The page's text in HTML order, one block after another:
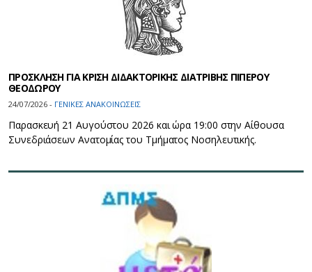
ΠΡΟΣΚΛΗΣΗ ΓΙΑ ΚΡΙΣΗ ΔΙΔΑΚΤΟΡΙΚΗΣ ΔΙΑΤΡΙΒΗΣ ΠΙΠΕΡΟΥ
ΘΕΟΔΩΡΟΥ
24/07/2026 - ΓΕΝΙΚΕΣ ΑΝΑΚΟΙΝΩΣΕΙΣ
Παρασκευή 21 Αυγούστου 2026 και ώρα 19:00 στην Αίθουσα
Συνεδριάσεων Ανατομίας του Τμήματος Νοσηλευτικής.